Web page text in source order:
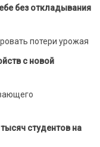
без откладывания
потери урожая
с новой
студентов на